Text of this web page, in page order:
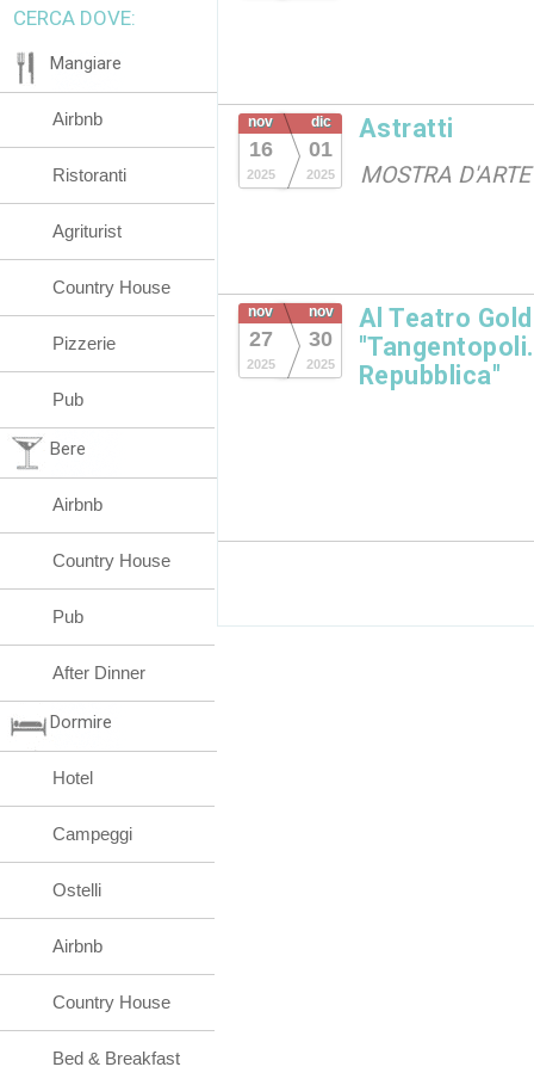
nov
16
2025
dic
01
2025
Astratti
MOSTRA
nov
27
2025
nov
30
2025
Al Teatro
Repubblica"
CERCA DOVE:
Mangiare
Airbnb
Ristoranti
Agriturist
Country House
Pizzerie
Pub
Bere
Airbnb
Country House
Pub
After Dinner
Dormire
Hotel
Campeggi
Ostelli
Airbnb
Country House
Bed & Breakfast